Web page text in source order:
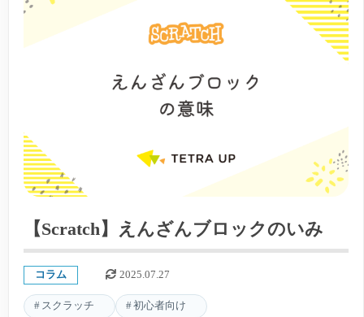
【Scratch】えんざんブロックのいみ
コラム 2025.07.27
スクラッチ 初心者向け